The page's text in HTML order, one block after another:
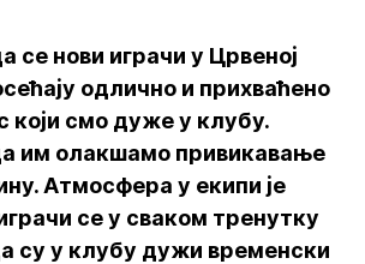
се нови играчи у Црвеној
одлично и прихваћено
који смо дуже у клубу.
им олакшамо привикавање
Атмосфера у екипи је
се у сваком тренутку
су у клубу дужи временски